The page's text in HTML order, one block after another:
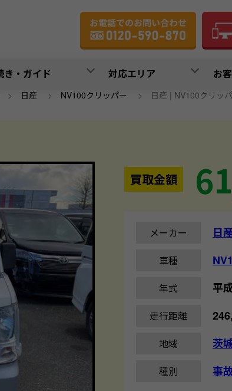
き・ガイド 対応エリア お
> 日産 > NV100クリッパー > 日産 | NV100クリッ
買取金額
メーカー 日
車種
年式 平
走行距離
地域 茨
種別 事